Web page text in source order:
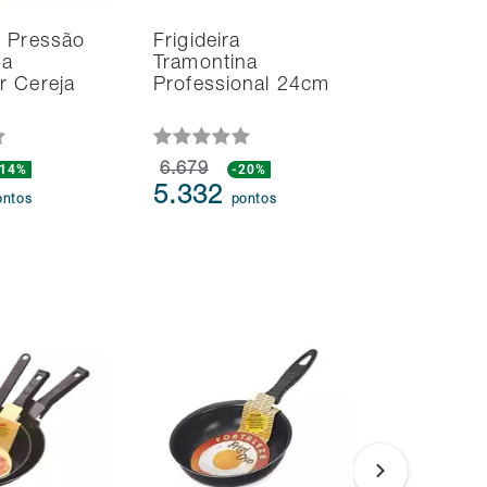
Pressão
Cereja
Frigideira
Tramontina
Professional 24cm
6.679 -20%
5.332 pontos